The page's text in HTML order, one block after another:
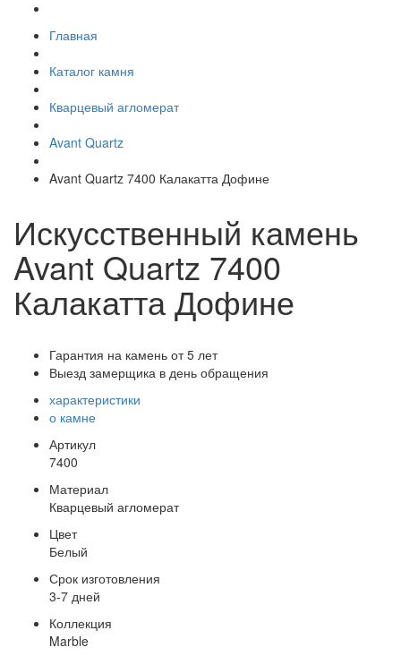
Главная
Каталог камня
Кварцевый агломерат
Avant Quartz
Avant Quartz 7400 Калакатта Дофине
Искусственный камень
Avant Quartz 7400
Калакатта Дофине
Гарантия на камень от 5 лет
Выезд замерщика в день обращения
характеристики
о камне
Артикул
7400
Материал
Кварцевый агломерат
Цвет
Белый
Срок изготовления
3-7 дней
Коллекция
Marble